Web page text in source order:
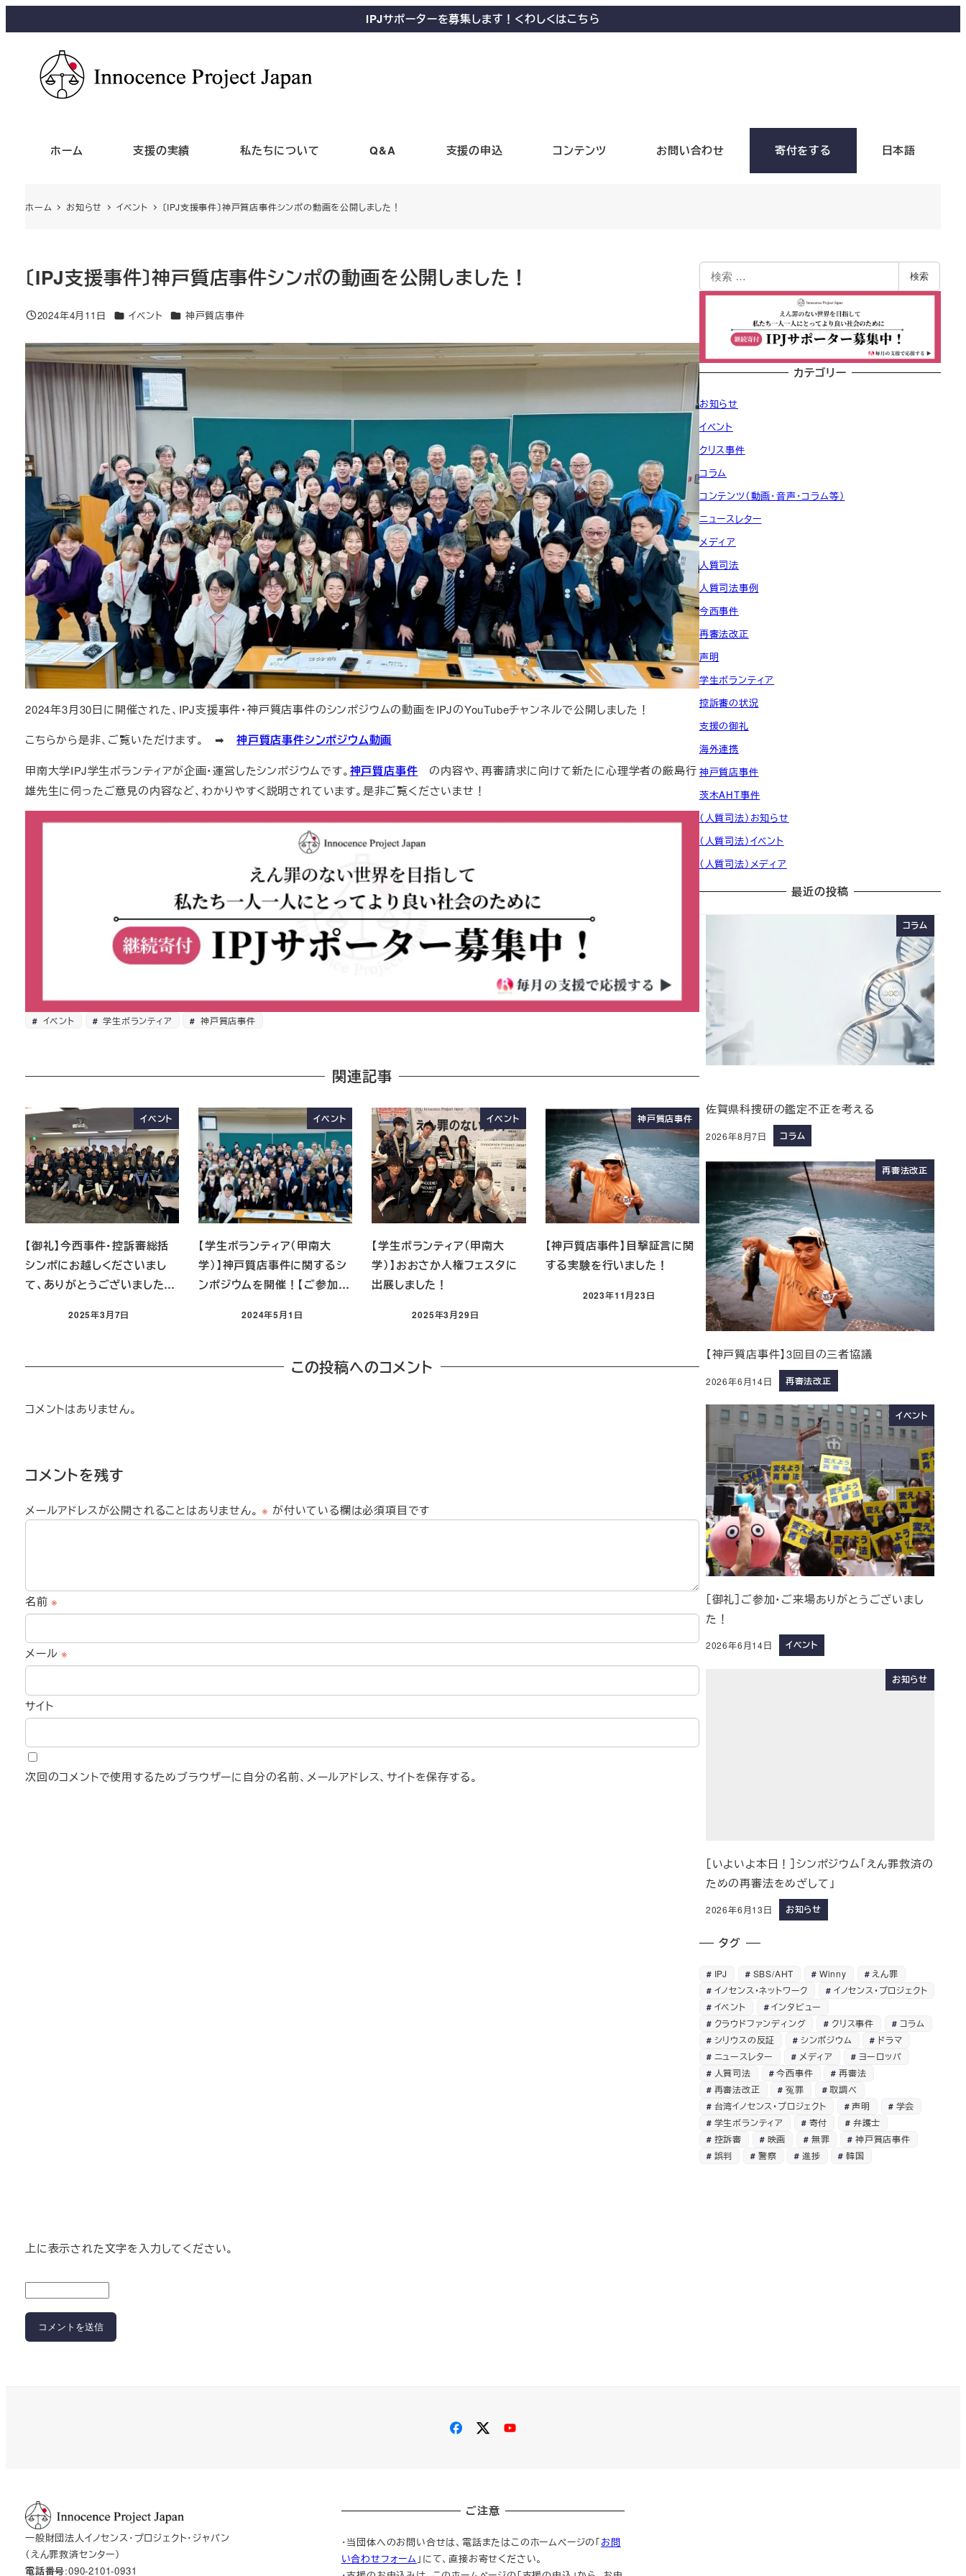
IPJサポーターを募集します！くわしくはこちら
ホーム 支援の実績 私たちについて Q&A 支援の申込 コンテンツ お問い合わせ 寄付をする 日本語
ホーム お知らせ イベント 〔IPJ支援事件〕神戸質店事件シンポの動画を公開しました！
〔IPJ支援事件〕神戸質店事件シンポの動画を公開しました！
2024年4月11日 イベント 神戸質店事件
2024年3月30日に開催された、IPJ支援事件・神戸質店事件のシンポジウムの動画をIPJのYouTubeチャンネルで公開しました！
こちらから是非、ご覧いただけます。 ➡ 神戸質店事件シンポジウム動画
甲南大学IPJ学生ボランティアが企画・運営したシンポジウムです。神戸質店事件 の内容や、再審請求に向けて新たに心理学者の厳島行
雄先生に伺ったご意見の内容など、わかりやすく説明されています。是非ご覧くださいませ！
イベント 学生ボランティア 神戸質店事件
関連記事
イベント
【御礼】今西事件・控訴審総括
シンポにお越しくださいまし
て、ありがとうございました…
2025年3月7日
イベント
【学生ボランティア（甲南大
学）】神戸質店事件に関するシ
ンポジウムを開催！【ご参加…
2024年5月1日
イベント
【学生ボランティア（甲南大
学）】おおさか人権フェスタに
出展しました！
2025年3月29日
神戸質店事件
【神戸質店事件】目撃証言に関
する実験を行いました！
2023年11月23日
この投稿へのコメント
コメントはありません。
コメントを残す
メールアドレスが公開されることはありません。 ※ が付いている欄は必須項目です
名前※
メール※
サイト
次回のコメントで使用するためブラウザーに自分の名前、メールアドレス、サイトを保存する。
上に表示された文字を入力してください。
検索
カテゴリー
お知らせ
イベント
クリス事件
コラム
コンテンツ（動画・音声・コラム等）
ニュースレター
メディア
人質司法
人質司法事例
今西事件
再審法改正
声明
学生ボランティア
控訴審の状況
支援の御礼
海外連携
神戸質店事件
茨木AHT事件
（人質司法）お知らせ
（人質司法）イベント
（人質司法）メディア
最近の投稿
コラム
佐賀県科捜研の鑑定不正を考える
2026年8月7日 コラム
再審法改正
【神戸質店事件】3回目の三者協議
2026年6月14日 再審法改正
イベント
［御礼］ご参加・ご来場ありがとうございまし
た！
2026年6月14日 イベント
お知らせ
［いよいよ本日！］シンポジウム「えん罪救済の
ための再審法をめざして」
2026年6月13日 お知らせ
タグ
IPJ SBS/AHT Winny
えん罪
イノセンス・ネットワーク
イノセンス・プロジェクト
イベント
インタビュー
クラウドファンディング
クリス事件
コラム
シリウスの反証
シンポジウム
ドラマ
ニュースレター
メディア
ヨーロッパ
人質司法
今西事件
再審法
再審法改正
冤罪
取調べ
台湾イノセンス・プロジェクト
声明
学会
学生ボランティア
寄付
弁護士
控訴審
映画 無罪
神戸質店事件
誤判
警察 進捗 韓国
一般財団法人イノセンス・プロジェクト・ジャパン
（えん罪救済センター）
電話番号:090-2101-0931
ご注意
・当団体へのお問い合せは、電話またはこのホームページの「お問
い合わせフォーム 」にて、直接お寄せください。